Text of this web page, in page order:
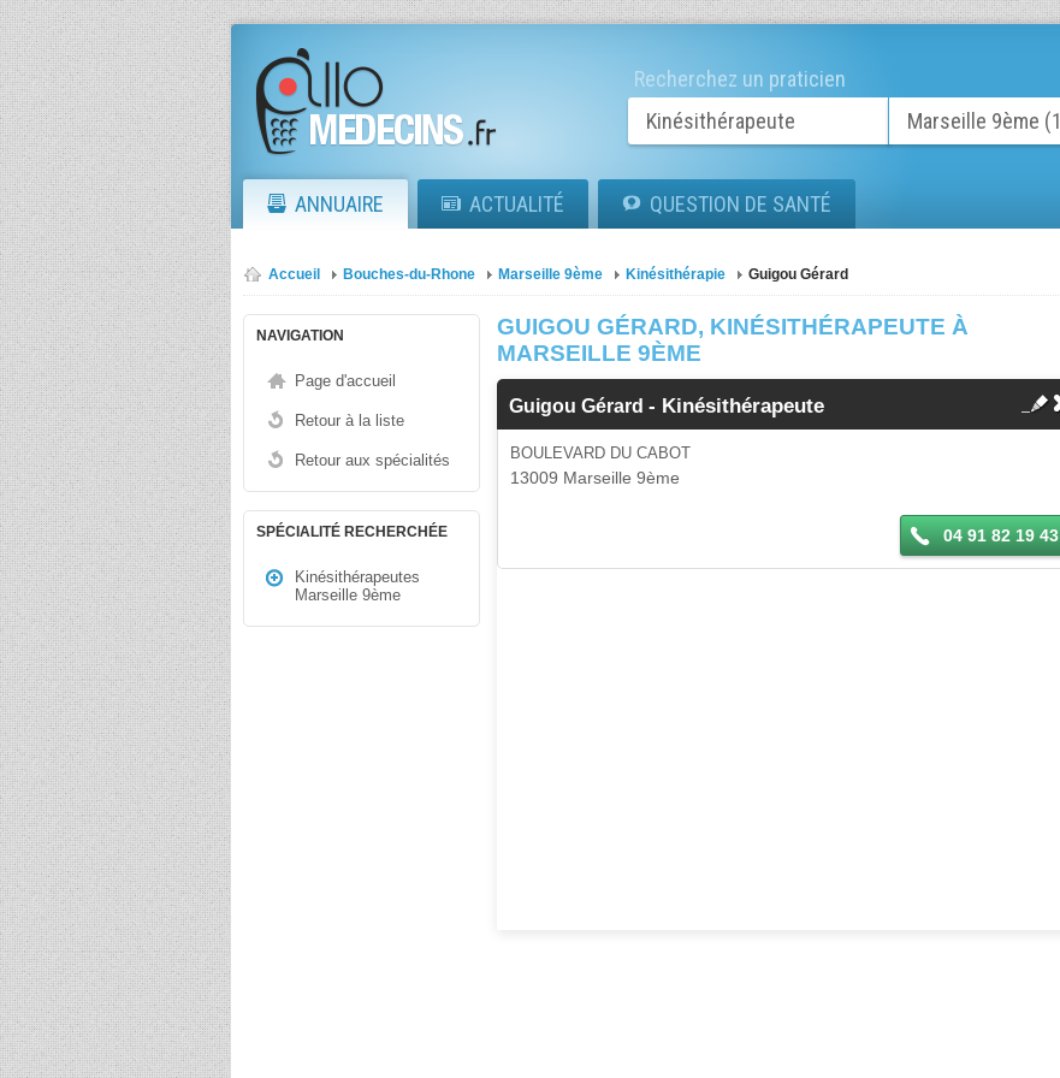
Recherchez un praticien
ANNUAIRE ACTUALITÉ QUESTION DE SANTÉ
Accueil Bouches-du-Rhone Marseille 9ème Kinésithérapie Guigou Gérard
NAVIGATION
Page d'accueil
Retour à la liste
Retour aux spécialités
SPÉCIALITÉ RECHERCHÉE
Kinésithérapeutes
Marseille 9ème
GUIGOU GÉRARD, KINÉSITHÉRAPEUTE À
MARSEILLE 9ÈME
Guigou Gérard- Kinésithérapeute
BOULEVARD DU CABOT
13009 Marseille 9ème
04 91 82 19 43